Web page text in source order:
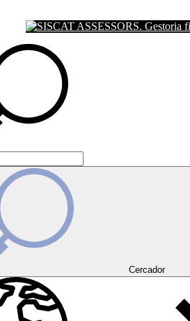
Cercador